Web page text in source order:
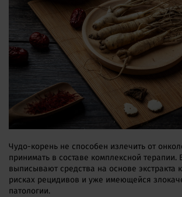
Чудо-корень не способен излечить от
принимать в составе комплексной терапии.
выписывают средства на основе экстракта
рисках рецидивов и уже имеющейся
патологии.